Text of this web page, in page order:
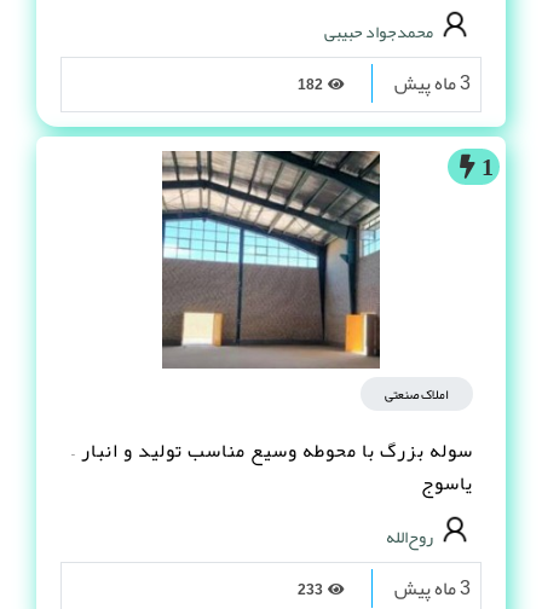
محمدجواد حبیبی
3 ماه پیش
1
املاک صنعتی
سوله بزرگ با محوطه وسیع مناسب تولید و انبار –
یاسوج
روح‌الله
3 ماه پیش